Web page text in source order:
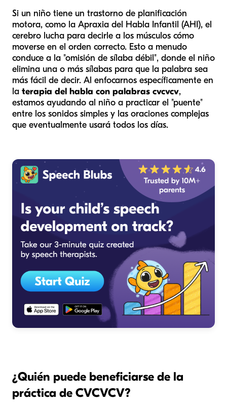
Si un niño tiene un trastorno de planificación
motora, como la Apraxia del Habla Infantil (AHI), el
cerebro lucha para decirle a los músculos cómo
moverse en el orden correcto. Esto a menudo
conduce a la "omisión de sílaba débil", donde el niño
elimina una o más sílabas para que la palabra sea
más fácil de decir. Al enfocarnos específicamente en
la terapia del habla con palabras cvcvcv,
estamos ayudando al niño a practicar el "puente"
entre los sonidos simples y las oraciones complejas
que eventualmente usará todos los días.
¿Quién puede beneficiarse de la
práctica de CVCVCV?